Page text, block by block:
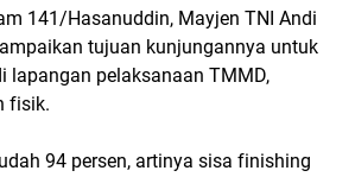
141/Hasanuddin, Mayjen TNI Andi
tujuan kunjungannya untuk
lapangan pelaksanaan TMMD,
fisik.
94 persen, artinya sisa finishing